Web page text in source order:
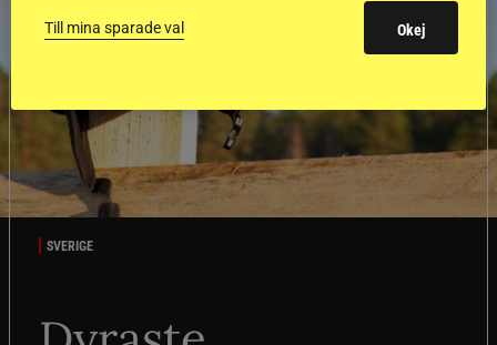
SVERIGE
Till mina sparade val Okej